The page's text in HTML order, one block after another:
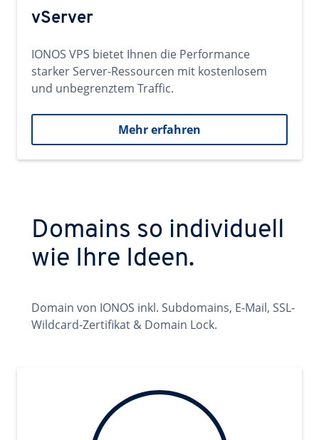
vServer
IONOS VPS bietet Ihnen die Performance
starker Server-Ressourcen mit kostenlosem
und unbegrenztem Traffic.
Mehr erfahren
Domains so individuell
wie Ihre Ideen.
Domain von IONOS inkl. Subdomains, E-Mail, SSL-
Wildcard-Zertifikat & Domain Lock.